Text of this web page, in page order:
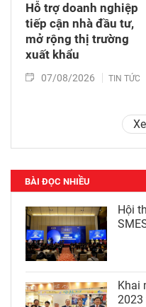
Hỗ trợ doanh nghiệp
tiếp cận nhà đầu tư,
mở rộng thị trường
xuất khẩu
07/08/2026 TIN TỨC
BÀI ĐỌC NHIỀU
Hội
Khai
2023